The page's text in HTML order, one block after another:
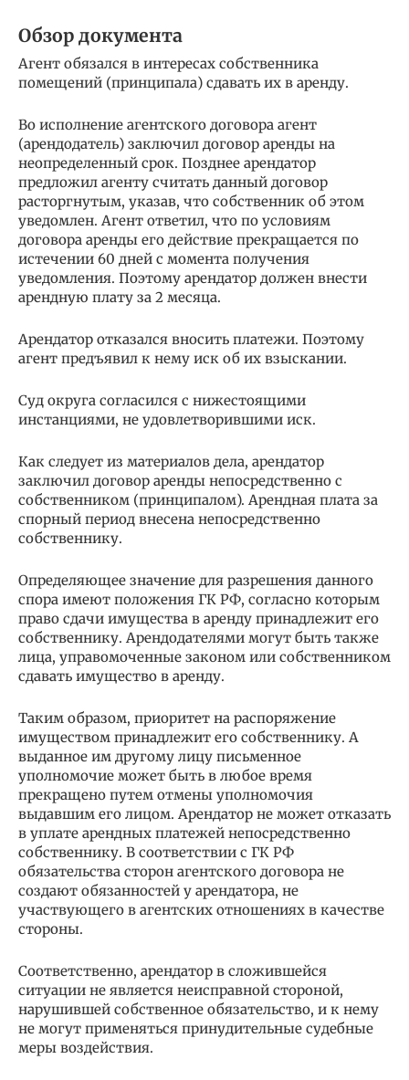
Обзор документа
Агент обязался в интересах собственника
помещений (принципала) сдавать их в аренду.
Во исполнение агентского договора агент
(арендодатель) заключил договор аренды на
неопределенный срок. Позднее арендатор
предложил агенту считать данный договор
расторгнутым, указав, что собственник об этом
уведомлен. Агент ответил, что по условиям
договора аренды его действие прекращается по
истечении 60 дней с момента получения
уведомления. Поэтому арендатор должен внести
арендную плату за 2 месяца.
Арендатор отказался вносить платежи. Поэтому
агент предъявил к нему иск об их взыскании.
Суд округа согласился с нижестоящими
инстанциями, не удовлетворившими иск.
Как следует из материалов дела, арендатор
заключил договор аренды непосредственно с
собственником (принципалом). Арендная плата за
спорный период внесена непосредственно
собственнику.
Определяющее значение для разрешения данного
спора имеют положения ГК РФ, согласно которым
право сдачи имущества в аренду принадлежит его
собственнику. Арендодателями могут быть также
лица, управомоченные законом или собственником
сдавать имущество в аренду.
Таким образом, приоритет на распоряжение
имуществом принадлежит его собственнику. А
выданное им другому лицу письменное
уполномочие может быть в любое время
прекращено путем отмены уполномочия
выдавшим его лицом. Арендатор не может отказать
в уплате арендных платежей непосредственно
собственнику. В соответствии с ГК РФ
обязательства сторон агентского договора не
создают обязанностей у арендатора, не
участвующего в агентских отношениях в качестве
стороны.
Соответственно, арендатор в сложившейся
ситуации не является неисправной стороной,
нарушившей собственное обязательство, и к нему
не могут применяться принудительные судебные
меры воздействия.